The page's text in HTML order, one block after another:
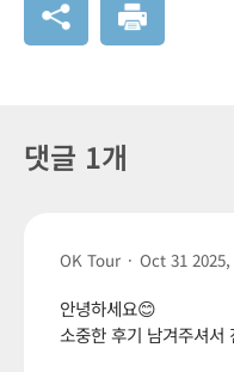
댓글 1개
OK Tour · Oct 31
안녕하세요😊
소중한 후기 남겨주셔서